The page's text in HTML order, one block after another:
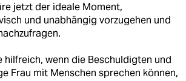
jetzt der ideale Moment,
und unabhängig vorzugehen und
hilfreich, wenn die Beschuldigten und
Frau mit Menschen sprechen können,